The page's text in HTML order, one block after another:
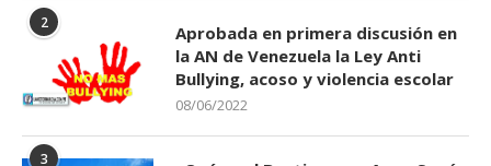
2
Aprobada en primera discusión en
la AN de Venezuela la Ley Anti
Bullying, acoso y violencia escolar
08/06/2022
3